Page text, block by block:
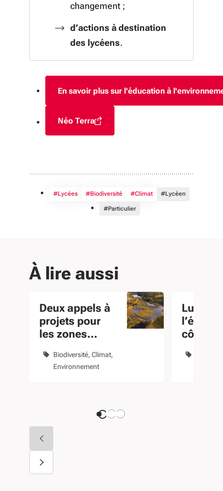
changement ;
d’actions à destination
des lycéens.
En savoir plus sur l'éducation à
Néo Terra
(S'ouvre dans une nouvelle fenêtre)
#Lycées #Biodiversité #Climat #Lycéen
#Particulier
À lire aussi
Deux appels à
projets pour
les zones
biodiversité
Biodiversité Climat
Environnement
Lutter
côtière